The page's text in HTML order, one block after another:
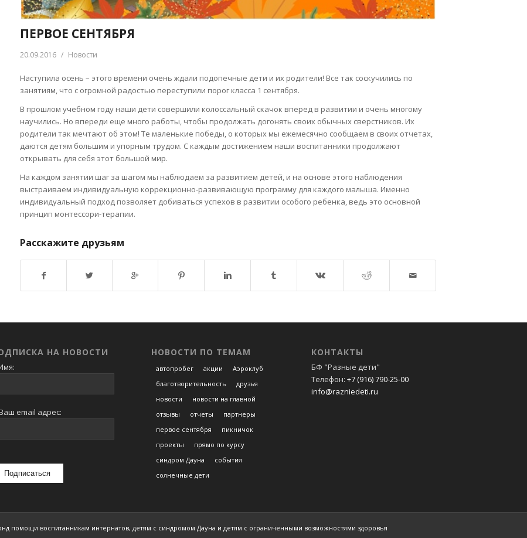
ПЕРВОЕ СЕНТЯБРЯ
20.09.2016 / Новости
Наступила осень – этого времени очень ждали подопечные дети и их родители! Все так соскучились по
занятиям, что с огромной радостью переступили порог класса 1 сентября.
В прошлом учебном году наши дети совершили колоссальный скачок вперед в развитии и очень многому
научились. Но впереди еще много работы, чтобы продолжать догонять своих обычных сверстников. Их
родители так мечтают об этом! Те маленькие победы, о которых мы ежемесячно сообщаем в своих отчетах,
даются детям большим и упорным трудом. С каждым достижением наши воспитанники продолжают
открывать для себя этот большой мир.
На каждом занятии шаг за шагом мы наблюдаем за развитием детей, и на основе этого наблюдения
выстраиваем индивидуальную коррекционно-развивающую программу для каждого малыша. Именно
индивидуальный подход позволяет добиваться успехов в развитии особого ребенка, ведь это основной
принцип монтессори-терапии.
Расскажите друзьям
НА НОВОСТИ
email адрес:
НОВОСТИ ПО ТЕМАМ
автопробег акции
Аэроклуб
благотворительность
друзья
новости
новости на главной
отзывы
отчеты
партнеры
первое сентября
пикничок
проекты
прямо по курсу
синдром Дауна
события
солнечные дети
КОНТАКТЫ
БФ "Разные дети"
Телефон: +7 (916) 790-25-00
info@razniedeti.ru
помощи воспитанникам интернатов, детям с синдромом Дауна и детям с ограниченными возможностями здоровья